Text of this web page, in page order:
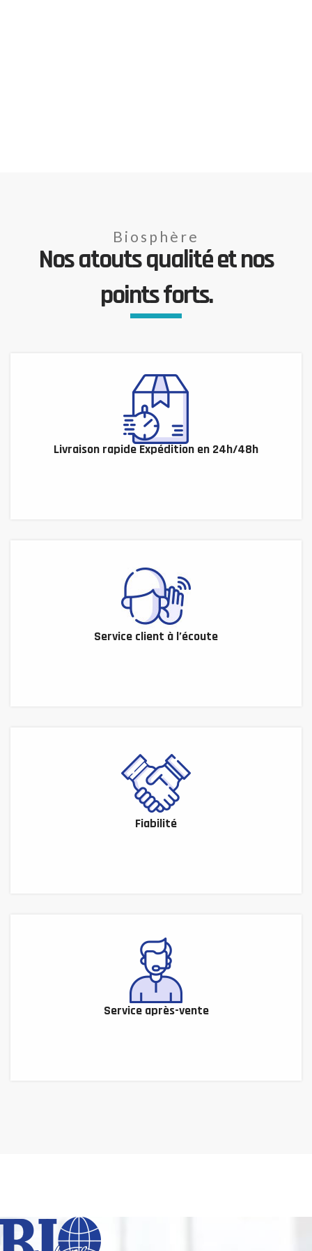
Biosphère
Nos atouts qualité et nos
points forts.
Livraison rapide Expédition en 24h/48h
Service client à l’écoute
Fiabilité
Service après-vente